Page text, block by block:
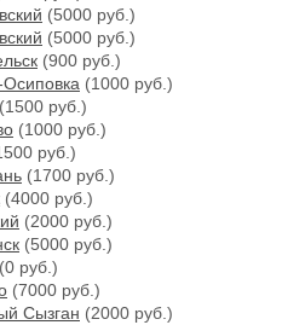
(5000 руб.)
(5000 руб.)
(900 руб.)
Осиповка (1000 руб.)
руб.)
(1000 руб.)
руб.)
(1700 руб.)
(4000 руб.)
(2000 руб.)
(5000 руб.)
(0 руб.)
(7000 руб.)
Сызган (2000 руб.)